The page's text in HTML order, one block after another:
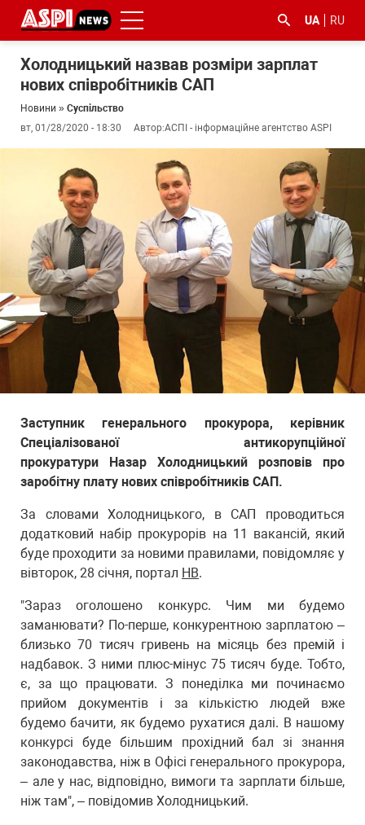
UA RU
Холодницький назвав розміри зарплат
нових співробітників САП
Новини » Суспільство
вт, 01/28/2020 - 18:30
Автор:АСПІ - інформаційне агентство ASPI
Заступник генерального прокурора, керівник
Спеціалізованої антикорупційної
прокуратури Назар Холодницький розповів про
заробітну плату нових співробітників САП.
За словами Холодницького, в САП проводиться
додатковий набір прокурорів на 11 вакансій, який
буде проходити за новими правилами, повідомляє у
вівторок, 28 січня, портал НВ.
"Зараз оголошено конкурс. Чим ми будемо
заманювати? По-перше, конкурентною зарплатою –
близько 70 тисяч гривень на місяць без премій і
надбавок. З ними плюс-мінус 75 тисяч буде. Тобто,
є, за що працювати. З понеділка ми починаємо
прийом документів і за кількістю людей вже
будемо бачити, як будемо рухатися далі. В нашому
конкурсі буде більшим прохідний бал зі знання
законодавства, ніж в Офісі генерального прокурора,
– але у нас, відповідно, вимоги та зарплати більше,
ніж там", – повідомив Холодницький.
#боротьба
корупцією
#ДФС #Київ #коронавірус